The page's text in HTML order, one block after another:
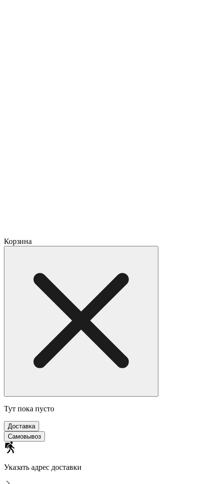
Корзина
Тут пока пусто
Доставка
Самовывоз
Указать адрес доставки